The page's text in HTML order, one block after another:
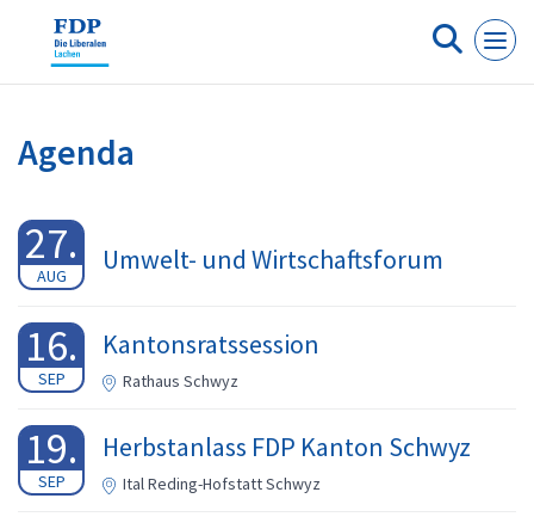
Agenda
27.
AUG Umwelt- und Wirtschaftsforum
16.
SEP
Kantonsratssession
Rathaus Schwyz
19.
SEP
Herbstanlass FDP Kanton Schwyz
Ital Reding-Hofstatt Schwyz
Cookie-Einstellungen